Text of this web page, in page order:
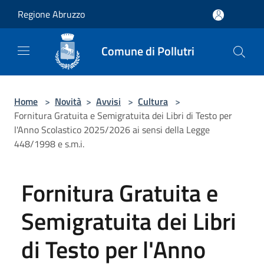
Regione Abruzzo
Comune di Pollutri
Home > Novità > Avvisi > Cultura >
Fornitura Gratuita e Semigratuita dei Libri di Testo per
l'Anno Scolastico 2025/2026 ai sensi della Legge
448/1998 e s.m.i.
Fornitura Gratuita e
Semigratuita dei Libri
di Testo per l'Anno